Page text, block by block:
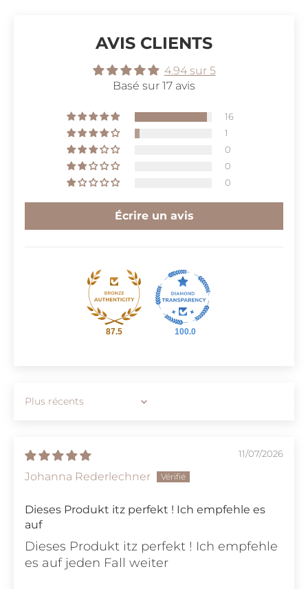
AVIS CLIENTS
4.94 sur 5
Basé sur 17 avis
16
1
0
0
0
Écrire un avis
87.5 100.0
Sort by
11/07/2026
Johanna Rederlechner
Dieses Produkt itz perfekt ! Ich empfehle es
auf
Dieses Produkt itz perfekt ! Ich empfehle
es auf jeden Fall weiter